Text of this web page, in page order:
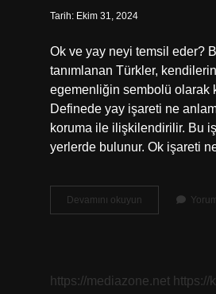
Tarih: Ekim 31, 2024
Ok ve yay neyi temsil eder?
tanımlanan Türkler,
egemenliğin sembolü olarak
Definede yay işareti ne
koruma ile ilişkilendirilir. Bu
yerlerde bulunur. Ok işareti
Devamını okuyun
Ve
Gelir
https://mediazone.net https://